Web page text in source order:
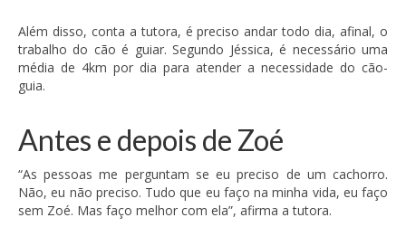
Além disso, conta a tutora, é preciso andar todo dia, afinal, o
trabalho do cão é guiar. Segundo Jéssica, é necessário uma
média de 4km por dia para atender a necessidade do cão-
guia.
Antes e depois de Zoé
“As pessoas me perguntam se eu preciso de um cachorro.
Não, eu não preciso. Tudo que eu faço na minha vida, eu faço
sem Zoé. Mas faço melhor com ela”, afirma a tutora.